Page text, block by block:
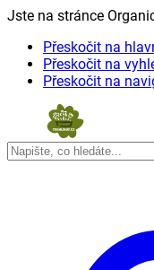
Jste na stránce
Přeskočit na
Přeskočit na
Přeskočit na